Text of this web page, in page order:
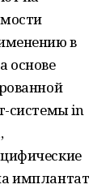
в
основе
системы in
имплантат